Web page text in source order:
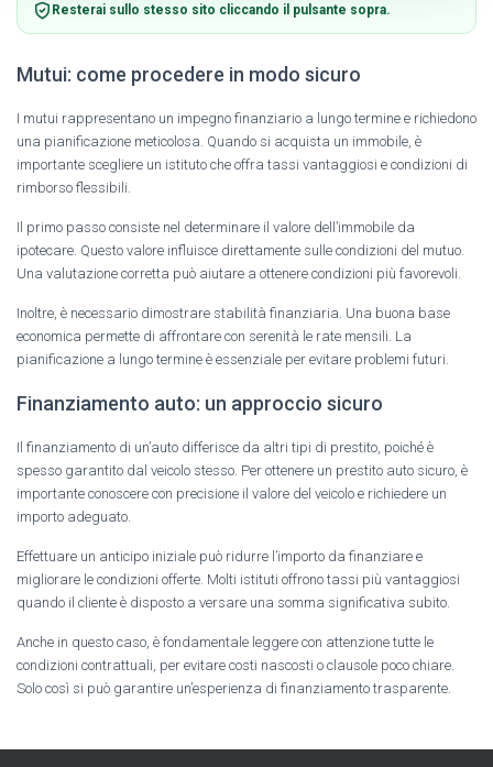
Resterai sullo stesso sito cliccando il pulsante sopra.
Mutui: come procedere in modo sicuro
I mutui rappresentano un impegno finanziario a lungo termine e richiedono
una pianificazione meticolosa. Quando si acquista un immobile, è
importante scegliere un istituto che offra tassi vantaggiosi e condizioni di
rimborso flessibili.
Il primo passo consiste nel determinare il valore dell’immobile da
ipotecare. Questo valore influisce direttamente sulle condizioni del mutuo.
Una valutazione corretta può aiutare a ottenere condizioni più favorevoli.
Inoltre, è necessario dimostrare stabilità finanziaria. Una buona base
economica permette di affrontare con serenità le rate mensili. La
pianificazione a lungo termine è essenziale per evitare problemi futuri.
Finanziamento auto: un approccio sicuro
Il finanziamento di un’auto differisce da altri tipi di prestito, poiché è
spesso garantito dal veicolo stesso. Per ottenere un prestito auto sicuro, è
importante conoscere con precisione il valore del veicolo e richiedere un
importo adeguato.
Effettuare un anticipo iniziale può ridurre l’importo da finanziare e
migliorare le condizioni offerte. Molti istituti offrono tassi più vantaggiosi
quando il cliente è disposto a versare una somma significativa subito.
Anche in questo caso, è fondamentale leggere con attenzione tutte le
condizioni contrattuali, per evitare costi nascosti o clausole poco chiare.
Solo così si può garantire un’esperienza di finanziamento trasparente.